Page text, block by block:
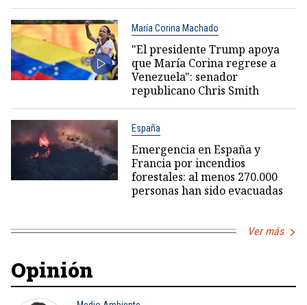
María Corina Machado
"El presidente Trump apoya
que María Corina regrese a
Venezuela": senador
republicano Chris Smith
España
Emergencia en España y
Francia por incendios
forestales: al menos 270.000
personas han sido evacuadas
Ver más
Opinión